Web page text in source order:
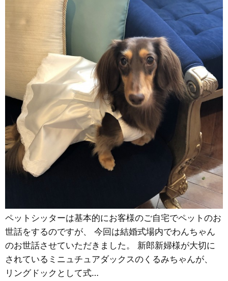
ペットシッターは基本的にお客様のご自宅でペットのお
世話をするのですが、 今回は結婚式場内でわんちゃん
のお世話させていただきました。 新郎新婦様が大切に
されているミニュチュアダックスのくるみちゃんが、
リングドックとして式…